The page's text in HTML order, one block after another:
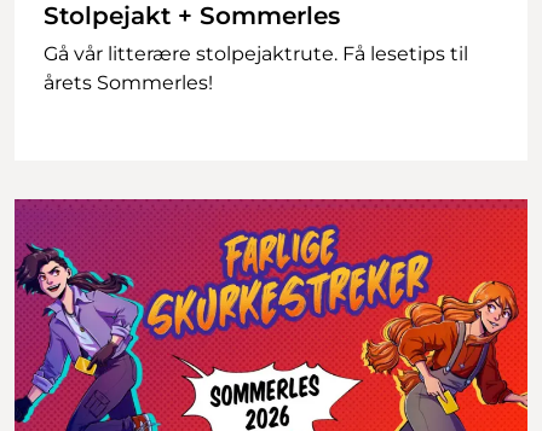
Stolpejakt + Sommerles
Gå vår litterære stolpejaktrute. Få lesetips til
årets Sommerles!